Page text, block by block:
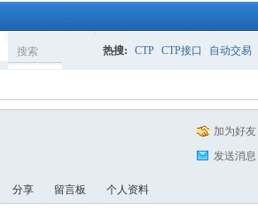
搜索 热搜: CTP CTP接口 自动交易
加为好友
发送消息
分享 留言板 个人资料